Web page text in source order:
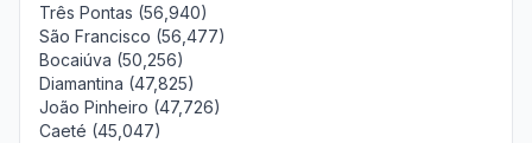
Três Pontas (56,940)
São Francisco (56,477)
Bocaiúva (50,256)
Diamantina (47,825)
João Pinheiro (47,726)
Caeté (45,047)